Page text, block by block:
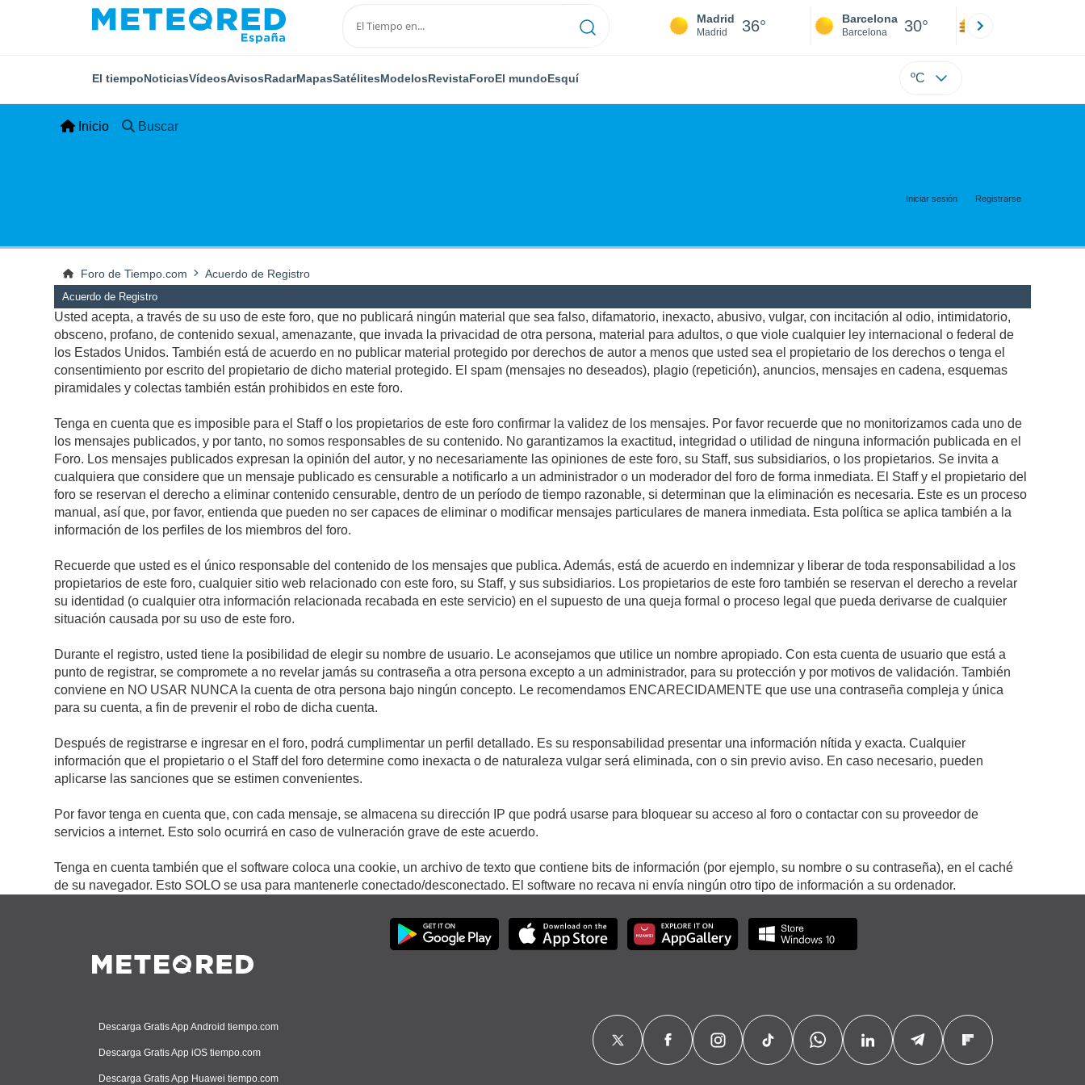
Madrid
Madrid 36° Barcelona
Barcelona 30°
El tiempoNoticiasVídeosAvisosRadarMapasSatélitesModelosRevistaForoEl mundoEsquí ºC
Inicio Buscar
Iniciar sesión Registrarse
Foro de Tiempo.com Acuerdo de Registro
Acuerdo de Registro
Usted acepta, a través de su uso de este foro, que no publicará ningún material que sea falso, difamatorio, inexacto, abusivo, vulgar, con incitación al odio, intimidatorio,
obsceno, profano, de contenido sexual, amenazante, que invada la privacidad de otra persona, material para adultos, o que viole cualquier ley internacional o federal de
los Estados Unidos. También está de acuerdo en no publicar material protegido por derechos de autor a menos que usted sea el propietario de los derechos o tenga el
consentimiento por escrito del propietario de dicho material protegido. El spam (mensajes no deseados), plagio (repetición), anuncios, mensajes en cadena, esquemas
piramidales y colectas también están prohibidos en este foro.
Tenga en cuenta que es imposible para el Staff o los propietarios de este foro confirmar la validez de los mensajes. Por favor recuerde que no monitorizamos cada uno de
los mensajes publicados, y por tanto, no somos responsables de su contenido. No garantizamos la exactitud, integridad o utilidad de ninguna información publicada en el
Foro. Los mensajes publicados expresan la opinión del autor, y no necesariamente las opiniones de este foro, su Staff, sus subsidiarios, o los propietarios. Se invita a
cualquiera que considere que un mensaje publicado es censurable a notificarlo a un administrador o un moderador del foro de forma inmediata. El Staff y el propietario del
foro se reservan el derecho a eliminar contenido censurable, dentro de un período de tiempo razonable, si determinan que la eliminación es necesaria. Este es un proceso
manual, así que, por favor, entienda que pueden no ser capaces de eliminar o modificar mensajes particulares de manera inmediata. Esta política se aplica también a la
información de los perfiles de los miembros del foro.
Recuerde que usted es el único responsable del contenido de los mensajes que publica. Además, está de acuerdo en indemnizar y liberar de toda responsabilidad a los
propietarios de este foro, cualquier sitio web relacionado con este foro, su Staff, y sus subsidiarios. Los propietarios de este foro también se reservan el derecho a revelar
su identidad (o cualquier otra información relacionada recabada en este servicio) en el supuesto de una queja formal o proceso legal que pueda derivarse de cualquier
situación causada por su uso de este foro.
Durante el registro, usted tiene la posibilidad de elegir su nombre de usuario. Le aconsejamos que utilice un nombre apropiado. Con esta cuenta de usuario que está a
punto de registrar, se compromete a no revelar jamás su contraseña a otra persona excepto a un administrador, para su protección y por motivos de validación. También
conviene en NO USAR NUNCA la cuenta de otra persona bajo ningún concepto. Le recomendamos ENCARECIDAMENTE que use una contraseña compleja y única
para su cuenta, a fin de prevenir el robo de dicha cuenta.
Después de registrarse e ingresar en el foro, podrá cumplimentar un perfil detallado. Es su responsabilidad presentar una información nítida y exacta. Cualquier
información que el propietario o el Staff del foro determine como inexacta o de naturaleza vulgar será eliminada, con o sin previo aviso. En caso necesario, pueden
aplicarse las sanciones que se estimen convenientes.
Por favor tenga en cuenta que, con cada mensaje, se almacena su dirección IP que podrá usarse para bloquear su acceso al foro o contactar con su proveedor de
servicios a internet. Esto solo ocurrirá en caso de vulneración grave de este acuerdo.
Tenga en cuenta también que el software coloca una cookie, un archivo de texto que contiene bits de información (por ejemplo, su nombre o su contraseña), en el caché
de su navegador. Esto SOLO se usa para mantenerle conectado/desconectado. El software no recava ni envía ningún otro tipo de información a su ordenador.
Descarga Gratis App Android tiempo.com
Descarga Gratis App iOS tiempo.com
Descarga Gratis App Huawei tiempo.com